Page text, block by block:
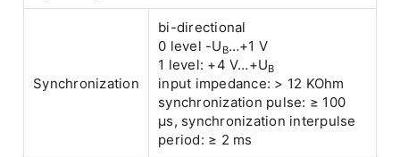
Synchronization
bi-directional
0 level -U B…+1 V
1 level: +4 V…+UB
input impedance: > 12 KOhm
synchronization pulse: ≥ 100
µs, synchronization interpulse
period: ≥ 2 ms